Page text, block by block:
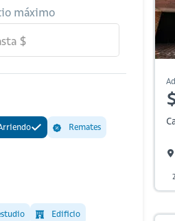
máximo
Remates
Edificio